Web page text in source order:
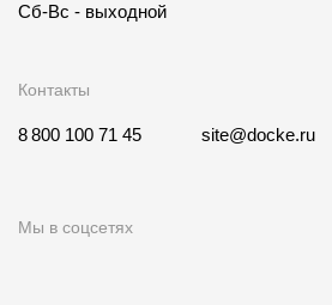
Сб-Вс - выходной
Контакты
8 800 100 71 45 site@docke.ru
Мы в соцсетях